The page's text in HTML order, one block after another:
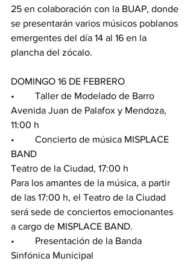
25 en colaboración con la BUAP, donde
se presentarán varios músicos poblanos
emergentes del día 14 al 16 en la
plancha del zócalo.
DOMINGO 16 DE FEBRERO
•	Taller de Modelado de Barro
Avenida Juan de Palafox y Mendoza,
11:00 h
•	Concierto de música MISPLACE
BAND
Teatro de la Ciudad, 17:00 h
Para los amantes de la música, a partir
de las 17:00 h, el Teatro de la Ciudad
será sede de conciertos emocionantes
a cargo de MISPLACE BAND.
•	Presentación de la Banda
Sinfónica Municipal